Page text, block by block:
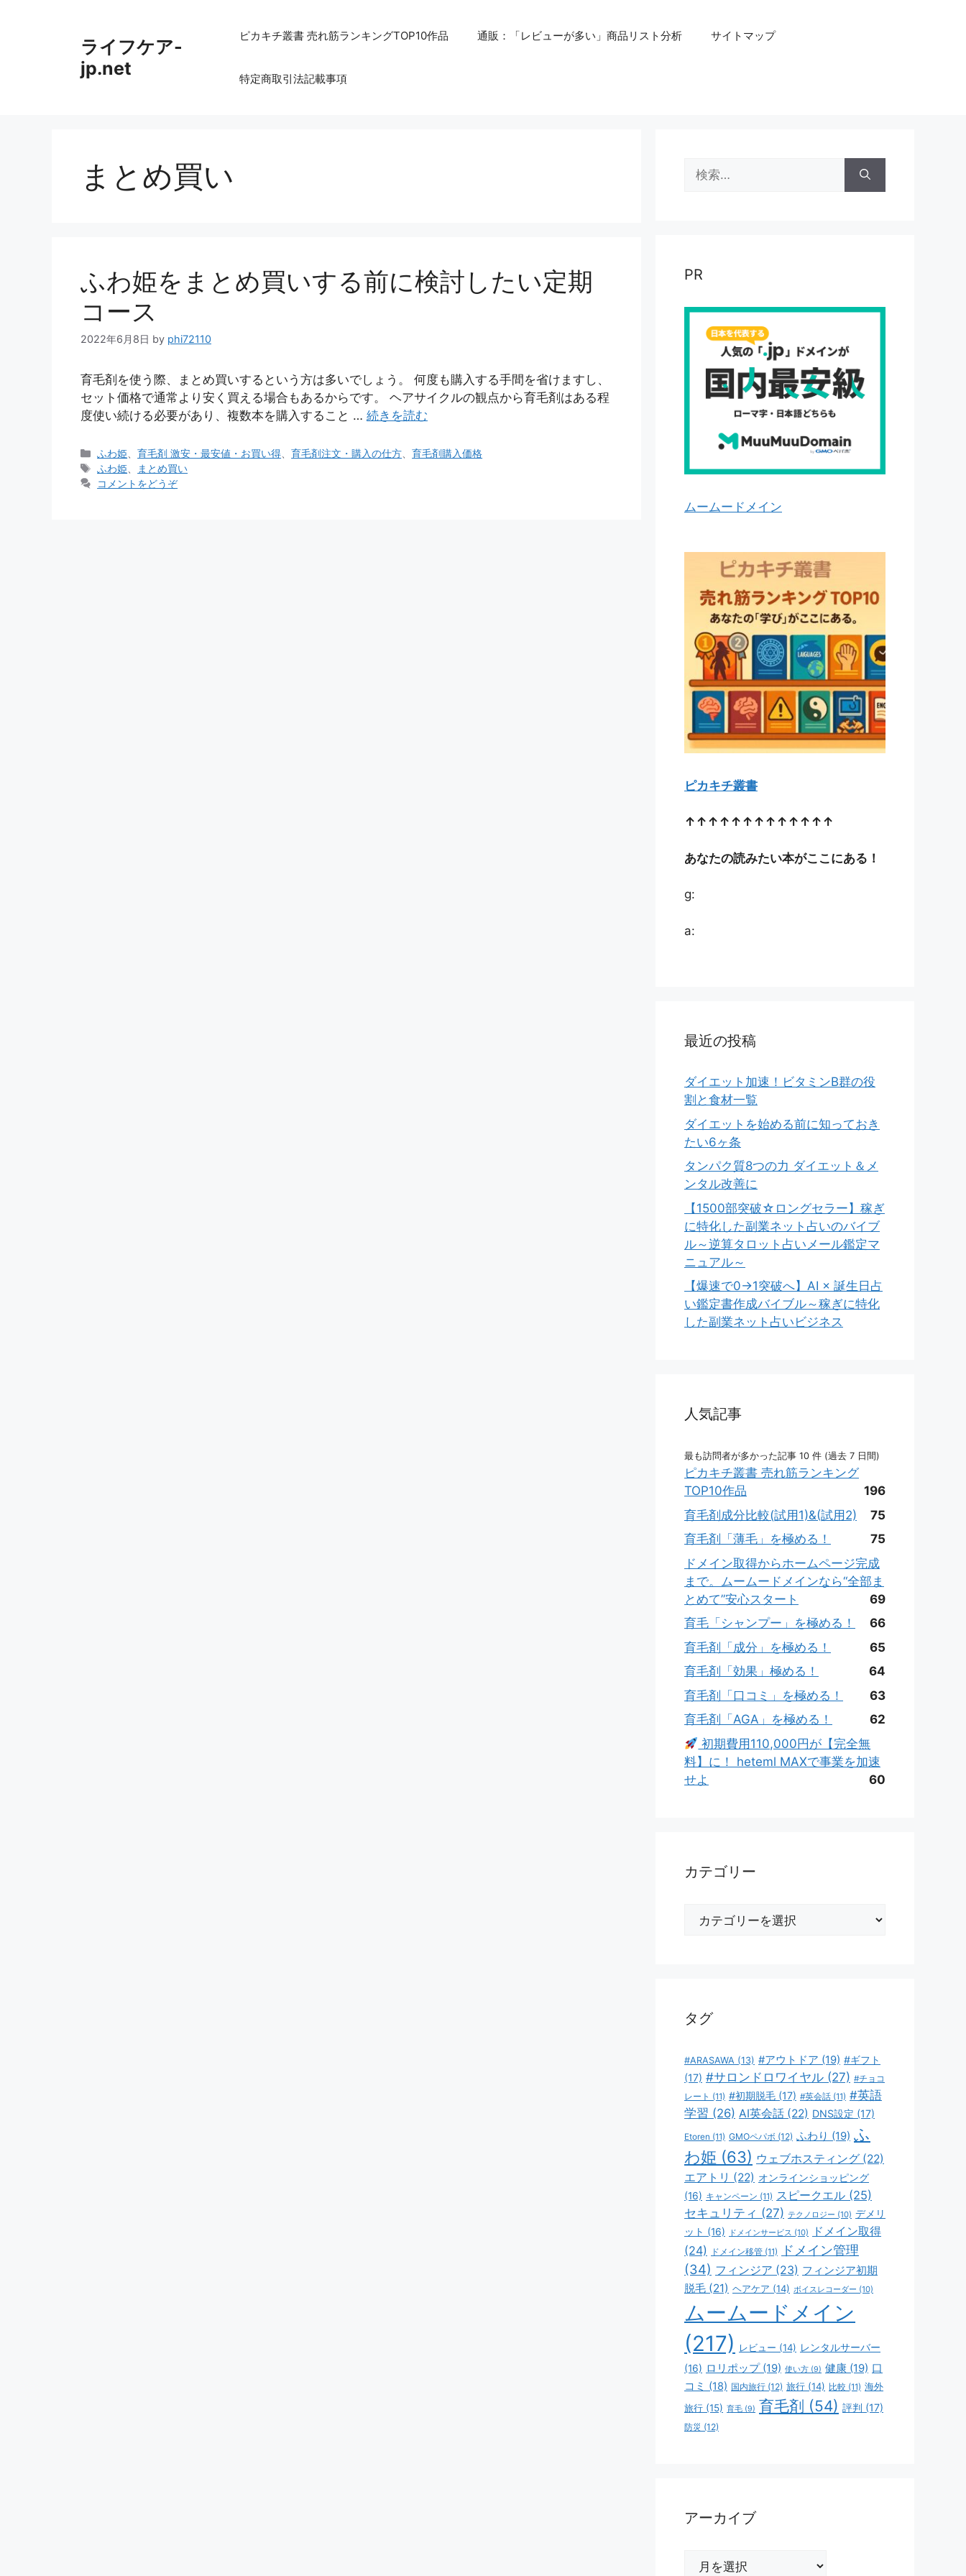
ライフケア-
jp.net
ピカキチ叢書 売れ筋ランキングTOP10作品 通販：「レビューが多い」商品リスト分析 サイトマップ
特定商取引法記載事項
まとめ買い
ふわ姫をまとめ買いする前に検討したい定期
コース
2022年6月8日 by phi72110
育毛剤を使う際、まとめ買いするという方は多いでしょう。 何度も購入する手間を省けますし、
セット価格で通常より安く買える場合もあるからです。 ヘアサイクルの観点から育毛剤はある程
度使い続ける必要があり、複数本を購入すること … 続きを読む
カ
テ
ゴ
ふわ姫 、育毛剤 激安・最安値・お買い得 、育毛剤注文・購入の仕方 、育毛剤購入価格
タ
グ
ふわ姫
まとめ買い
コメントをどうぞ
索:
PR
ムームードメイン
ピカキチ叢書
↑↑↑↑↑↑↑↑↑↑↑↑↑
あなたの読みたい本がここにある！
g:
a:
最近の投稿
ダイエット加速！ビタミンB群の役
割と食材一覧
ダイエットを始める前に知っておき
たい6ヶ条
タンパク質8つの力 ダイエット＆メ
ンタル改善に
【1500部突破☆ロングセラー】稼ぎ
に特化した副業ネット占いのバイブ
ル～逆算タロット占いメール鑑定マ
ニュアル～
【爆速で0→1突破へ】AI × 誕生日占
い鑑定書作成バイブル～稼ぎに特化
した副業ネット占いビジネス
人気記事
最も訪問者が多かった記事 10 件 (過去 7 日間)
ピカキチ叢書 売れ筋ランキング
TOP10作品
196
育毛剤成分比較(試用1)&(試用2)
75
育毛剤「薄毛」を極める！
75
ドメイン取得からホームページ完成
まで。ムームードメインなら“全部ま
とめて”安心スタート
69
育毛「シャンプー」を極める！
66
育毛剤「成分」を極める！
65
育毛剤「効果」極める！
64
育毛剤「口コミ」を極める！
63
育毛剤「AGA」を極める！
62
初期費用110,000円が【完全無
料】に！ heteml MAXで事業を加速
せよ
60
カテゴリー
タグ
#ARASAWA (13) #アウトドア (19) #ギフト
(17) #サロンドロワイヤル (27) #チョコ
レート (11) #初期脱毛 (17) #英会話 (11) #英語
学習 (26) AI英会話 (22) DNS設定 (17)
Etoren (11) GMOペパボ (12) ふわり (19) ふ
わ姫 (63) ウェブホスティング (22)
エアトリ (22) オンラインショッピング
(16) キャンペーン (11) スピークエル (25)
セキュリティ (27) テクノロジー (10) デメリ
ット (16) ドメインサービス (10)
ドメイン取得
(24)
ドメイン移管 (11)
ドメイン管理
(34) フィンジア (23) フィンジア初期
脱毛 (21) ヘアケア (14) ボイスレコーダー (10)
ムームードメイン
(217)
レビュー (14) レンタルサーバー
(16) ロリポップ(19) 使い方 (9) 健康 (19) 口
コミ (18) 国内旅行 (12) 旅行 (14) 比較 (11) 海外
旅行 (15) 育毛 (9) 育毛剤 (54) 評判 (17)
防災 (12)
アーカイブ